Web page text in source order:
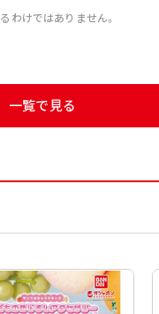
わけではありません。
一覧で見る